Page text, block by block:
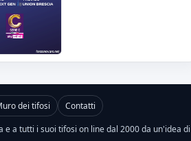
dei tifosi
Contatti
a tutti i suoi tifosi on line dal 2000 da un'idea di